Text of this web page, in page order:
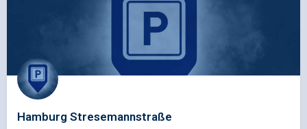
Hamburg Stresemannstraße